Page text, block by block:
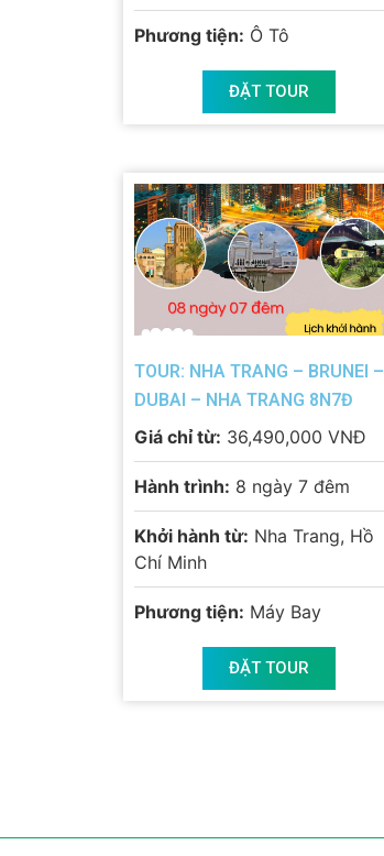
Phương tiện: Ô Tô
ĐẶT TOUR
TOUR: NHA TRANG – BRUNEI –
DUBAI – NHA TRANG 8N7Đ
Giá chỉ từ: 36,490,000 VNĐ
Hành trình: 8 ngày 7 đêm
Khởi hành từ: Nha Trang, Hồ
Chí Minh
Phương tiện: Máy Bay
ĐẶT TOUR